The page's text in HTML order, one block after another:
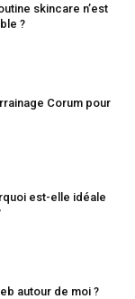
skincare n’est
?
Corum pour
est-elle idéale
autour de moi ?